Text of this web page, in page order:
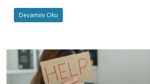
Devamını Oku